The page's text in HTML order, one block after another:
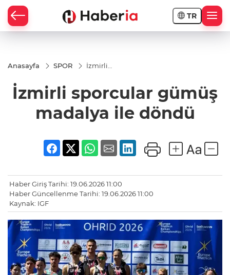
TR
Anasayfa SPOR
İzmirli
madalya
ile
döndü
İzmirli sporcular gümüş
madalya ile döndü
Haber Giriş Tarihi: 19.06.2026 11:00
Haber Güncellenme Tarihi: 19.06.2026 11:00
Kaynak: IGF